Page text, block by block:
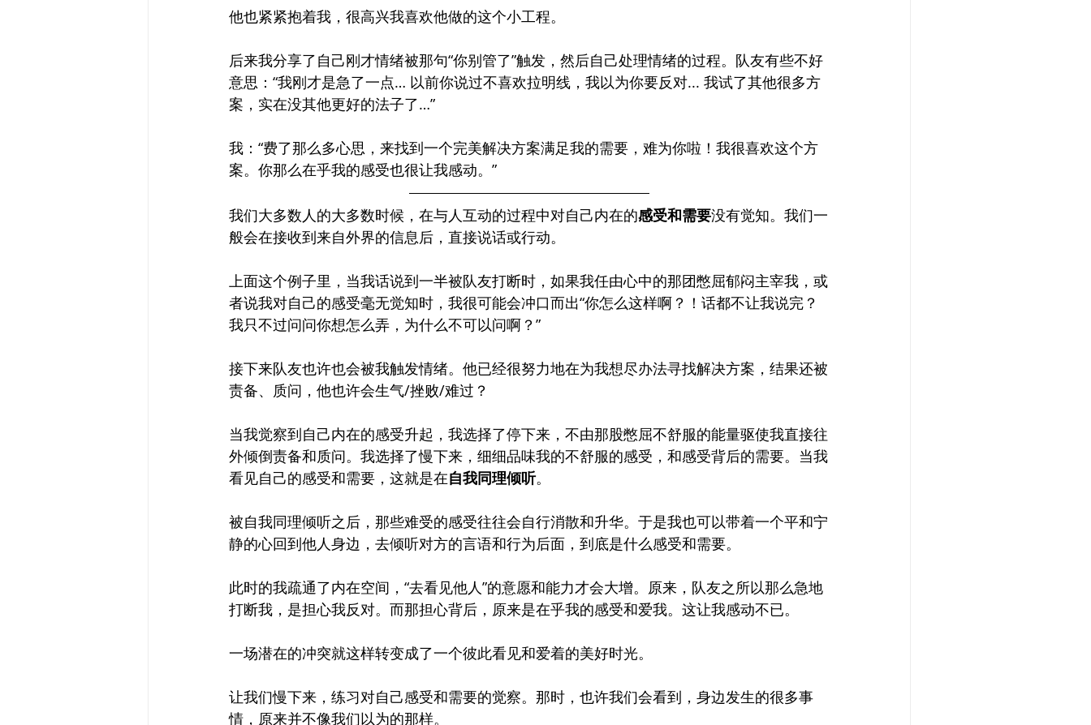
他也紧紧抱着我，很高兴我喜欢他做的这个小工程。
后来我分享了自己刚才情绪被那句“你别管了”触发，然后自己处理情绪的过程。队友有些不好
意思：“我刚才是急了一点… 以前你说过不喜欢拉明线，我以为你要反对... 我试了其他很多方
案，实在没其他更好的法子了…”
我：“费了那么多心思，来找到一个完美解决方案满足我的需要，难为你啦！我很喜欢这个方
案。你那么在乎我的感受也很让我感动。”
我们大多数人的大多数时候，在与人互动的过程中对自己内在的感受和需要没有觉知。我们一
般会在接收到来自外界的信息后，直接说话或行动。
上面这个例子里，当我话说到一半被队友打断时，如果我任由心中的那团憋屈郁闷主宰我，或
者说我对自己的感受毫无觉知时，我很可能会冲口而出“你怎么这样啊？！话都不让我说完？
我只不过问问你想怎么弄，为什么不可以问啊？”
接下来队友也许也会被我触发情绪。他已经很努力地在为我想尽办法寻找解决方案，结果还被
责备、质问，他也许会生气/挫败/难过？
当我觉察到自己内在的感受升起，我选择了停下来，不由那股憋屈不舒服的能量驱使我直接往
外倾倒责备和质问。我选择了慢下来，细细品味我的不舒服的感受，和感受背后的需要。当我
看见自己的感受和需要，这就是在自我同理倾听。
被自我同理倾听之后，那些难受的感受往往会自行消散和升华。于是我也可以带着一个平和宁
静的心回到他人身边，去倾听对方的言语和行为后面，到底是什么感受和需要。
此时的我疏通了内在空间，“去看见他人”的意愿和能力才会大增。原来，队友之所以那么急地
打断我，是担心我反对。而那担心背后，原来是在乎我的感受和爱我。这让我感动不已。
一场潜在的冲突就这样转变成了一个彼此看见和爱着的美好时光。
让我们慢下来，练习对自己感受和需要的觉察。那时，也许我们会看到，身边发生的很多事
情，原来并不像我们以为的那样。